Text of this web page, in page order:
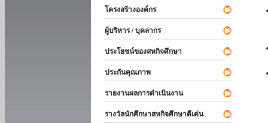
โครงสร้างองค์กร
ผู้บริหาร / บุคลากร
ประโยชน์ของสหกิจศึกษา
ประกันคุณภาพ
รายงานผลการดำเนินงาน
รางวัลนักศึกษาสหกิจศึกษาดีเด่น